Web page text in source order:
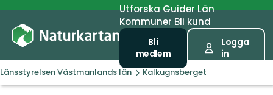
UtforskaGuiderLän
Kommuner Bli kund
Bli
medlem
Logga
in
Länsstyrelsen Västmanlands län Kalkugnsberget